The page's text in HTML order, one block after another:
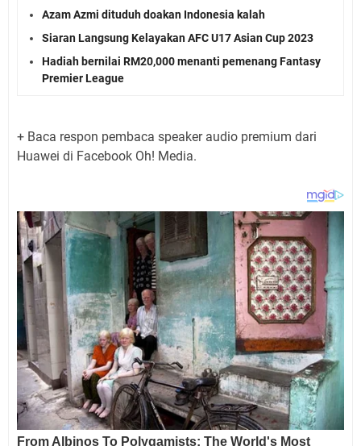
Azam Azmi dituduh doakan Indonesia kalah
Siaran Langsung Kelayakan AFC U17 Asian Cup 2023
Hadiah bernilai RM20,000 menanti pemenang Fantasy
Premier League
+ Baca respon pembaca speaker audio premium dari
Huawei di Facebook Oh! Media.